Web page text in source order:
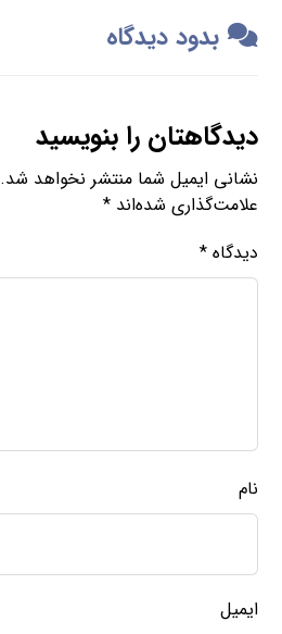
بدود دیدگاه
دیدگاهتان را بنویسید
نشانی ایمیل شما منتشر نخواهد شد.
علامت‌گذاری شده‌اند*
دیدگاه*
نام
ایمیل